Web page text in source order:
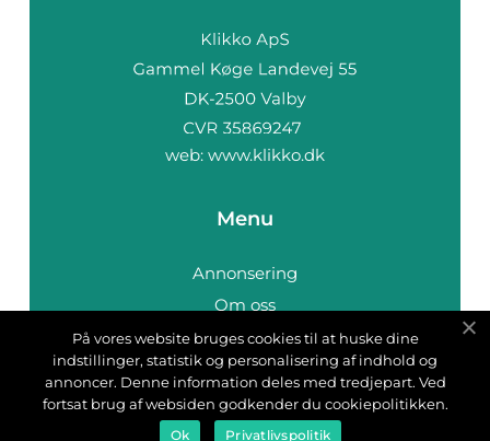
web: www.klikko.dk
Menu
Annonsering
Om oss
Cookies
Kontakta oss
Sitemap
På vores website bruges cookies til at huske dine
indstillinger, statistik og personalisering af indhold og
annoncer. Denne information deles med tredjepart. Ved
fortsat brug af websiden godkender du cookiepolitikken.
Ok Privatlivspolitik